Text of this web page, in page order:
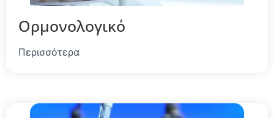
Ορμονολογικό
Περισσότερα